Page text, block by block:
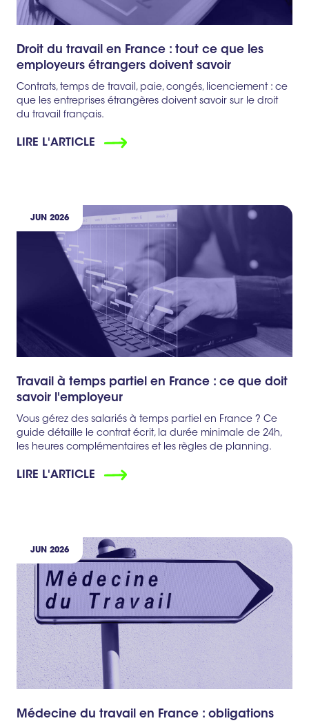
Droit du travail en France : tout ce que les
employeurs étrangers doivent savoir
Contrats, temps de travail, paie, congés, licenciement : ce
que les entreprises étrangères doivent savoir sur le droit
du travail français.
LIRE L'ARTICLE
JUN 2026
Travail à temps partiel en France : ce que doit
savoir l'employeur
Vous gérez des salariés à temps partiel en France ? Ce
guide détaille le contrat écrit, la durée minimale de 24h,
les heures complémentaires et les règles de planning.
LIRE L'ARTICLE
JUN 2026
Médecine du travail en France : obligations